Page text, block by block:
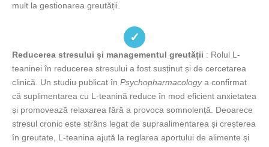
mult la gestionarea greutății.
✓
Reducerea stresului și managementul greutății : Rolul L-
teaninei în reducerea stresului a fost susținut și de cercetarea
clinică. Un studiu publicat în Psychopharmacologya confirmat
că suplimentarea cu L-teanină reduce în mod eficient anxietatea
și promovează relaxarea fără a provoca somnolență. Deoarece
stresul cronic este strâns legat de supraalimentarea și creșterea
în greutate, L-teanina ajută la reglarea aportului de alimente și